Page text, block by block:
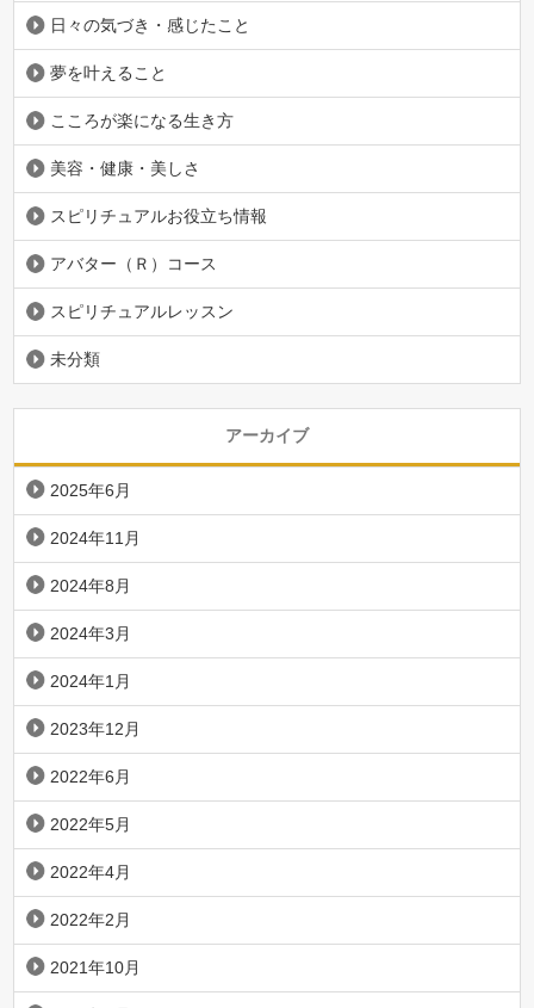
日々の気づき・感じたこと
夢を叶えること
こころが楽になる生き方
美容・健康・美しさ
スピリチュアルお役立ち情報
アバター（Ｒ）コース
スピリチュアルレッスン
未分類
アーカイブ
2025年6月
2024年11月
2024年8月
2024年3月
2024年1月
2023年12月
2022年6月
2022年5月
2022年4月
2022年2月
2021年10月